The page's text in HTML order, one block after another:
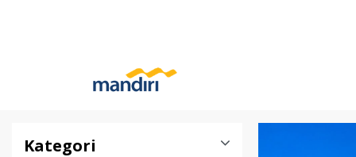
Kategori